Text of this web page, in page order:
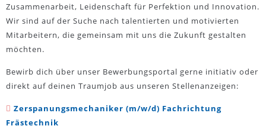
Zusammenarbeit, Leidenschaft für Perfektion und Innovation.
Wir sind auf der Suche nach talentierten und motivierten
Mitarbeitern, die gemeinsam mit uns die Zukunft gestalten
möchten.
Bewirb dich über unser Bewerbungsportal gerne initiativ oder
direkt auf deinen Traumjob aus unseren Stellenanzeigen:
Zerspanungsmechaniker (m/w/d) Fachrichtung
Frästechnik